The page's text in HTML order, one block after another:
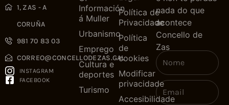
1, ZAS - A
CORUÑA
981 70 83 03
CORREO@CONCELLODEZAS.GAL
INSTAGRAM
FACEBOOK
Información
á Muller
Urbanismo
Emprego
Cultura e
deportes
Turismo
Política de
Privacidade
Política
de
cookies
Modificar
privacidade
Accesibilidade
nada do que
acontece
Concello de
Zas